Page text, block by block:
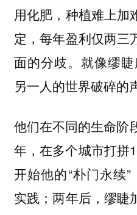
用化肥，种植难上加
定，每年盈利仅两三
面的分歧。就像缪
另一人的世界破碎的声
他们在不同的生命阶
年，在多个城市打拼
开始他的“朴门永续”
实践；两年后，缪睫